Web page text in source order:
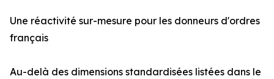
Une réactivité sur-mesure pour les donneurs d'ordres
français
Au-delà des dimensions standardisées listées dans le